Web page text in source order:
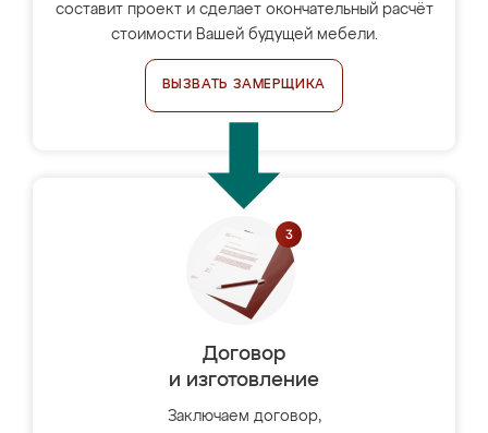
составит проект и сделает окончательный расчёт
стоимости Вашей будущей мебели.
ВЫЗВАТЬ ЗАМЕРЩИКА
Договор
и изготовление
Заключаем договор,